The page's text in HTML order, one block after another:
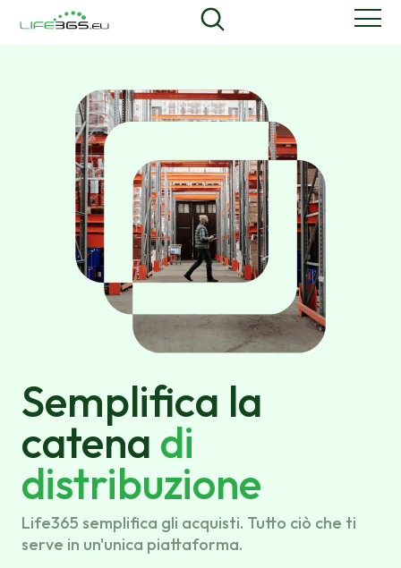
Semplifica la
catena di
distribuzione
Life365 semplifica gli acquisti. Tutto ciò che ti
serve in un'unica piattaforma.